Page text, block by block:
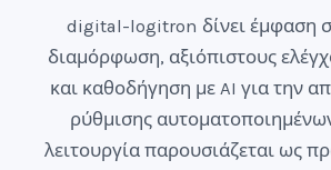
digital-logitron δίνει έμφαση
διαμόρφωση, αξιόπιστους
και καθοδήγηση με AI για την
ρύθμισης
λειτουργία παρουσιάζεται ως